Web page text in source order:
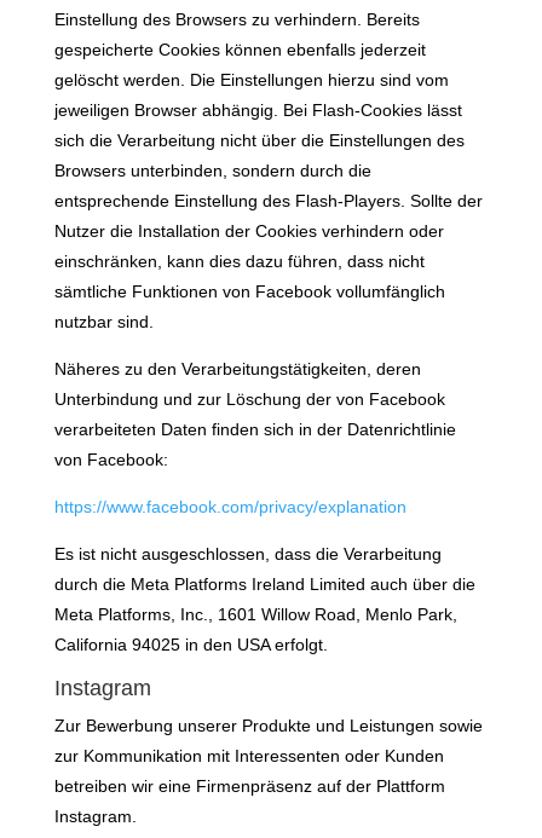
Einstellung des Browsers zu verhindern. Bereits
gespeicherte Cookies können ebenfalls jederzeit
gelöscht werden. Die Einstellungen hierzu sind vom
jeweiligen Browser abhängig. Bei Flash-Cookies lässt
sich die Verarbeitung nicht über die Einstellungen des
Browsers unterbinden, sondern durch die
entsprechende Einstellung des Flash-Players. Sollte der
Nutzer die Installation der Cookies verhindern oder
einschränken, kann dies dazu führen, dass nicht
sämtliche Funktionen von Facebook vollumfänglich
nutzbar sind.
Näheres zu den Verarbeitungstätigkeiten, deren
Unterbindung und zur Löschung der von Facebook
verarbeiteten Daten finden sich in der Datenrichtlinie
von Facebook:
https://www.facebook.com/privacy/explanation
Es ist nicht ausgeschlossen, dass die Verarbeitung
durch die Meta Platforms Ireland Limited auch über die
Meta Platforms, Inc., 1601 Willow Road, Menlo Park,
California 94025 in den USA erfolgt.
Instagram
Zur Bewerbung unserer Produkte und Leistungen sowie
zur Kommunikation mit Interessenten oder Kunden
betreiben wir eine Firmenpräsenz auf der Plattform
Instagram.